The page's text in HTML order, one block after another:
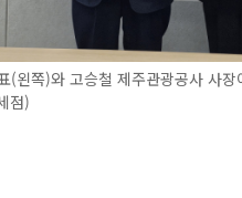
왼쪽)와 고승철 제주관광공사 사
점)